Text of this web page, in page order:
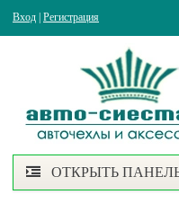
Вход Регистрация
ОТКРЫТЬ